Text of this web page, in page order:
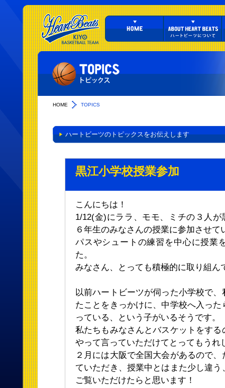
HOME TOPICS
ハートビーツのトピックスをお伝えします
黒江小学校授業参加
こんにちは！
1/12(金)にララ、モモ、ミチの３人
６年生のみなさんの授業に参加させて
パスやシュートの練習を中心に授業
た。
みなさん、とっても積極的に取り組ん
以前ハートビーツが伺った小学校で
たことをきっかけに、中学校へ入っ
っている、という子がいるそうです。
私たちもみなさんとバスケットをす
やって言っていただけてとってもうれ
２月には大阪で全国大会があるので
ていただき、授業中とはまた少し違
ご覧いただけたらと思います！